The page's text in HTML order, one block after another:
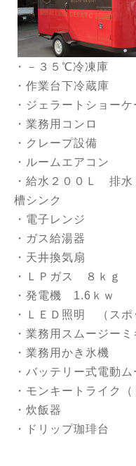
・－３５℃冷凍庫
・作業台下冷蔵庫
・ジェラートショー
・業務用コンロ
・クレープ設備
・ルームエアコン
・給水２００Ｌ 排
槽シンク
・電子レンジ
・ガス給湯器
・天井換気扇
・ＬＰガス ８ｋｇ
・発電機 1.6ｋｗ
・ＬＥＤ照明 （ス
・業務用スムージー
・業務用かき氷機
・バッテリー式電動
・モンキートライク
・炊飯器
・ドリップ珈琲台